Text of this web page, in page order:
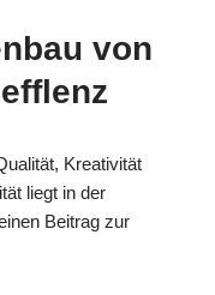
von
Kreativität
liegt in der
Beitrag zur